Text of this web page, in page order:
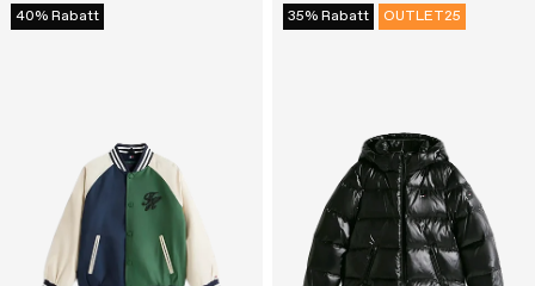
40% Rabatt 35% Rabatt OUTLET25